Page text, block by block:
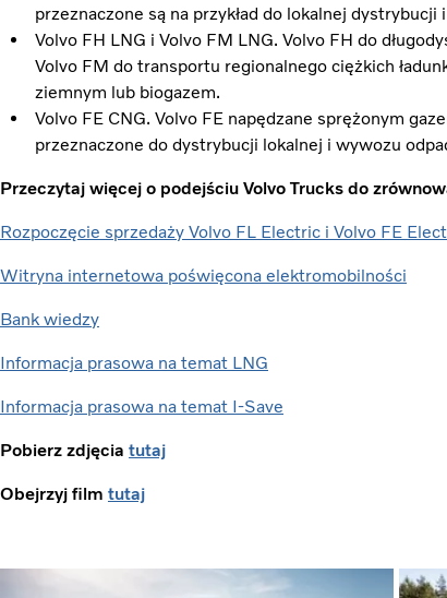
przeznaczone są na przykład do lokalnej
Volvo FH LNG i Volvo FM LNG. Volvo FH do
Volvo FM do transportu regionalnego ciężkich
ziemnym lub biogazem.
Volvo FE CNG. Volvo FE napędzane sprężonym
przeznaczone do dystrybucji lokalnej i wywozu
Przeczytaj więcej o podejściu Volvo Trucks do
Rozpoczęcie sprzedaży Volvo FL Electric i Volvo FE
Witryna internetowa poświęcona elektromobilności
Bank wiedzy
Informacja prasowa na temat LNG
Informacja prasowa na temat I-Save
Pobierz zdjęcia tutaj
Obejrzyj film tutaj